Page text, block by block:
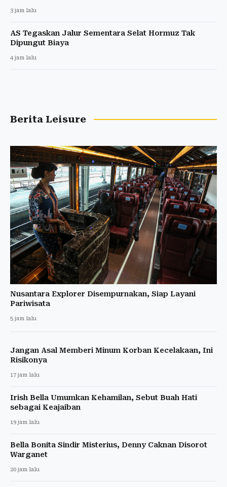
3 jam lalu
AS Tegaskan Jalur Sementara Selat Hormuz Tak
Dipungut Biaya
4 jam lalu
Berita Leisure
Nusantara Explorer Disempurnakan, Siap Layani
Pariwisata
5 jam lalu
Jangan Asal Memberi Minum Korban Kecelakaan, Ini
Risikonya
17 jam lalu
Irish Bella Umumkan Kehamilan, Sebut Buah Hati
sebagai Keajaiban
19 jam lalu
Bella Bonita Sindir Misterius, Denny Caknan Disorot
Warganet
20 jam lalu